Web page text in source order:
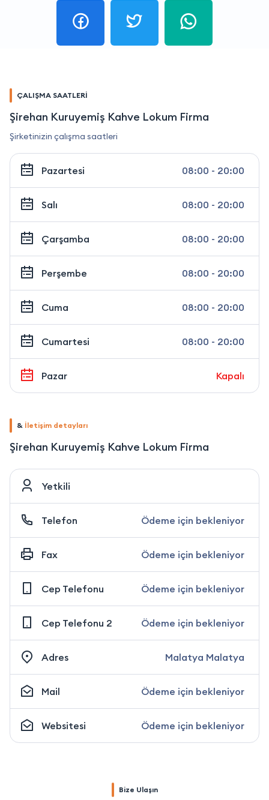
ÇALIŞMA SAATLERİ
Şirehan Kuruyemiş Kahve Lokum Firma
Şirketinizin çalışma saatleri
Pazartesi 08:00 - 20:00
Salı 08:00 - 20:00
Çarşamba 08:00 - 20:00
Perşembe 08:00 - 20:00
Cuma 08:00 - 20:00
Cumartesi 08:00 - 20:00
Pazar Kapalı
& İletişim detayları
Şirehan Kuruyemiş Kahve Lokum Firma
Yetkili
Telefon Ödeme için bekleniyor
Fax Ödeme için bekleniyor
Cep Telefonu Ödeme için bekleniyor
Cep Telefonu 2 Ödeme için bekleniyor
Adres Malatya Malatya
Mail Ödeme için bekleniyor
Websitesi Ödeme için bekleniyor
Bize Ulaşın